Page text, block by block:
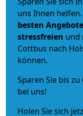
uns Ihnen
besten Angebote
stressfreien und
Cottbus nach
können.
Sparen Sie bis
bei uns!
Holen Sie sich